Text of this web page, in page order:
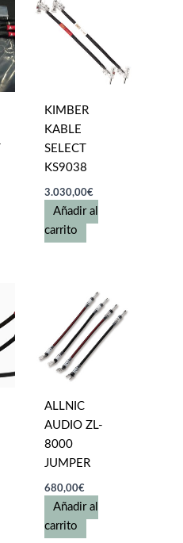
KIMBER
KABLE
SELECT
KS9038
3.030,00€
Añadir al
carrito
ALLNIC
AUDIO ZL-
8000
JUMPER
680,00€
Añadir al
carrito